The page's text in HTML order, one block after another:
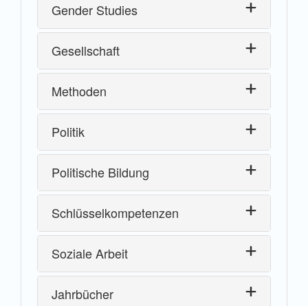
Gender Studies
Gesellschaft
Methoden
Politik
Politische Bildung
Schlüsselkompetenzen
Soziale Arbeit
Jahrbücher